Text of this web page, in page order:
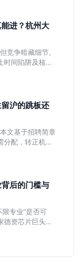
进？杭州大
竞争暗藏细节。
时间陷阱及核心
入。
沪的跳板还
文基于招聘简章
分配，转正机会
、想接触真实
后的门槛与
专业”是否可
德资芯片巨头的
你判断是否值